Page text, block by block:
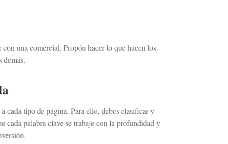
una comercial. Propón hacer lo que hacen los
demás.
cada tipo de página. Para ello, debes clasificar y
cada palabra clave se trabaje con la profundidad y